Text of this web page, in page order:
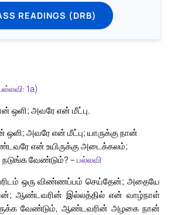
READINGS (DRB)
1a)
ஒளி; அவரே என் மீட்பு.
அவரே என் மீட்பு; யாருக்கு நான்
என் உயிருக்கு அடைக்கலம்;
நடுங்க வேண்டும்? – பல்லவி
ஒரு விண்ணப்பம் செய்தேன்; அதையே
ஆண்டவரின் இல்லத்தில் என் வாழ்நாள்
வேண்டும், ஆண்டவரின் அழகை நான்